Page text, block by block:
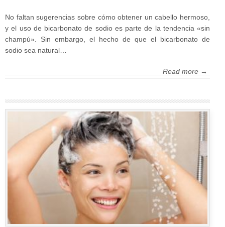
No faltan sugerencias sobre cómo obtener un cabello hermoso,
y el uso de bicarbonato de sodio es parte de la tendencia «sin
champú». Sin embargo, el hecho de que el bicarbonato de
sodio sea natural…
Read more →